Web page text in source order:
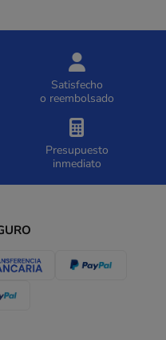
Satisfecho
o reembolsado
Presupuesto
inmediato